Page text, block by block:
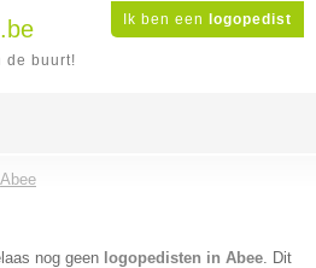
Ik ben een logopedist
de buurt!
Abee
nog geen logopedisten in Abee. Dit